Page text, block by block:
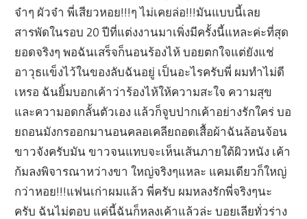
จ๋าๆ ผัวจ๋า พี่เสียวหอย!!!ๆ ไม่เคยล่อ!!!มันแบบนี้เลย
สารพัดในรอบ 20 ปีที่แต่งงานมาเพิ่งมีครั้งนี้แหละค่ะที่สุด
ยอดจริงๆ พอฉันเสร็จก็นอนร้องไห้ บอยตกใจแต่ยังแช่
อาวุธแข็งไว้ในของลับฉันอยู่ เป็นอะไรครับพี่ ผมทำไม่ดี
เหรอ ฉันยิ้มบอกเค้าว่าร้องไห้ให้ความสะใจ ความสุข
และความอดกลั้นตัวเอง แล้วก็จูบปากเค้าอย่างรักใคร่ บอ
ยถอนมังกรออกมานอนคลอเคลียถอดเสื้อผ้าฉันล้อนจ้อน
ขาวจังครับมัน ขาวจนแทบจะเห็นเส้นภายใต้ผิวหนัง เค้า
ก้มลงพิจารณาหว่างขา ใหญ่จริงๆแหละ แคมเดียวก็ใหญ่
กว่าหอย!!!แฟนเก่าผมแล้ว พี่ครับ ผมหลงรักพี่จริงๆนะ
ครับ ฉันไม่ตอบ แค่นี้ฉันก็หลงเค้าแล้วล่ะ บอยเลียทั่วร่าง